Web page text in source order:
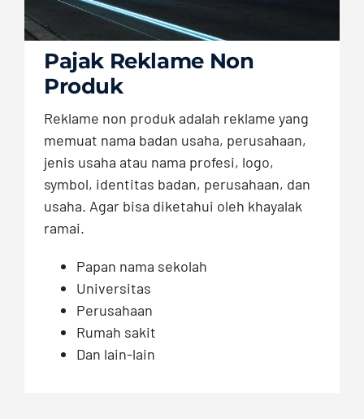
Pajak Reklame Non
Produk
Reklame non produk adalah reklame yang
memuat nama badan usaha, perusahaan,
jenis usaha atau nama profesi, logo,
symbol, identitas badan, perusahaan, dan
usaha. Agar bisa diketahui oleh khayalak
ramai.
Papan nama sekolah
Universitas
Perusahaan
Rumah sakit
Dan lain-lain